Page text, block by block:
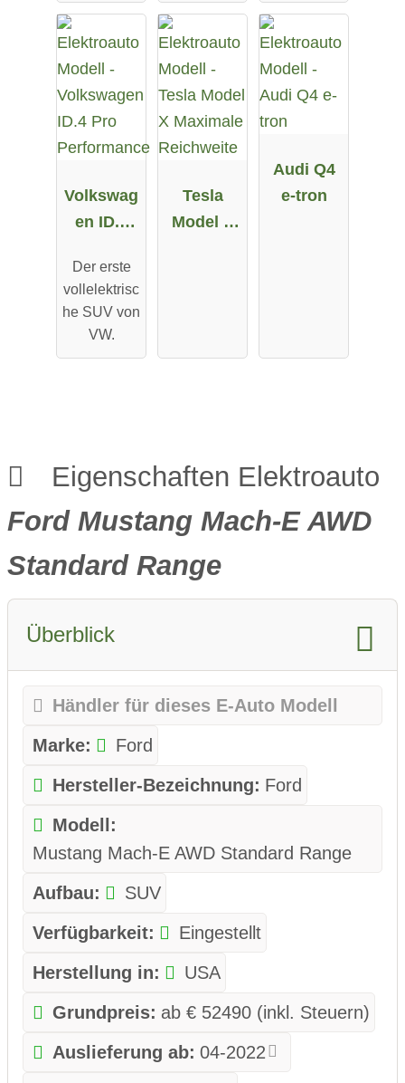
Allrad
Volkswag
en ID.4
Performa
nce
Der erste
vollelektrisc
he SUV von
VW.
Tesla
Model X
Audi Q4
e-tron
Eigenschaften Elektroauto
Ford Mustang Mach-E AWD
Standard Range
Überblick
Händler für dieses E-Auto Modell
Marke:
Ford
Hersteller-Bezeichnung: Ford
Modell:
Mustang Mach-E AWD Standard Range
Aufbau:
SUV
Verfügbarkeit:
Eingestellt
Herstellung in:
USA
Grundpreis: ab € 52490 (inkl. Steuern)
Auslieferung ab: 04-2022